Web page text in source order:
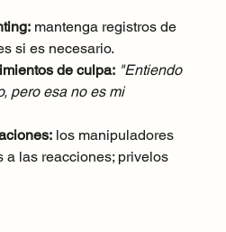
mantenga registros de
si es necesario.
de culpa: "Entiendo
pero esa no es mi
los manipuladores
a las reacciones; privelos